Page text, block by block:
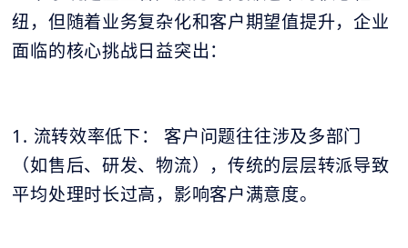
纽，但随着业务复杂化和客户期望值提升，企业
面临的核心挑战日益突出：
1. 流转效率低下： 客户问题往往涉及多部门
（如售后、研发、物流），传统的层层转派导致
平均处理时长过高，影响客户满意度。